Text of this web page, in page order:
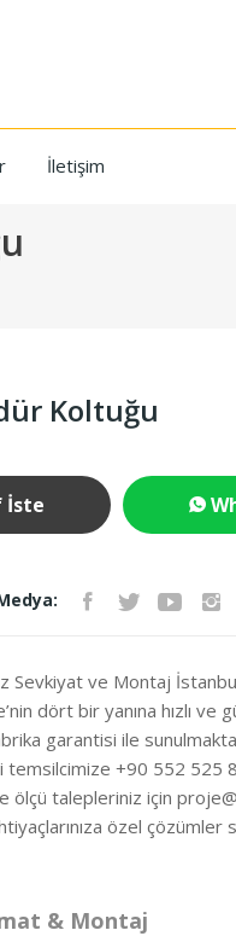
İletişim
Koltuğu
İste
Sevkiyat ve Montaj
dört bir yanına hızlı ve
garantisi ile
+90 552 525
ölçü talepleriniz için
özel çözümler
& Montaj